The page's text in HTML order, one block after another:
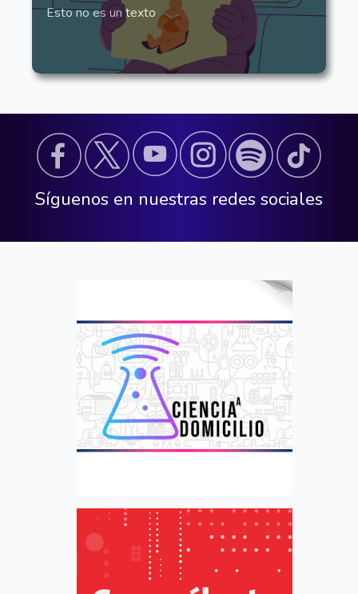
Esto no es un texto
Síguenos en nuestras redes sociales